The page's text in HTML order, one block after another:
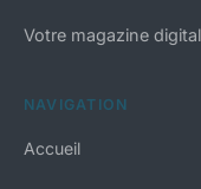
Votre magazine
NAVIGATION
Accueil